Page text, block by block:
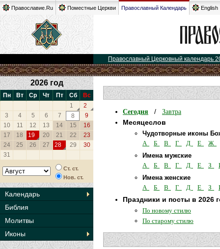
Православие.Ru Поместные Церкви Православный Календарь English
Православный Церковный календарь
2026 год
Пн Вт Ср Чт Пт Сб
Вс
1
2
3
4 5 6 7 8
9
10
11 12 13 14 15
16
17
18 19 20 21 22
23
24
25 26 27 28 29
30
31
Ст. ст.
Нов. ст.
Календарь
Библия
Молитвы
Иконы
Сегодня / Завтра
Месяцеслов
Чудотворные иконы
А Б В Г Д Е Ж
Имена мужские
А Б В Г Д Е З
Имена женские
А Б В Г Д Е З
Праздники и посты в 2026
По новому стилю
По старому стилю